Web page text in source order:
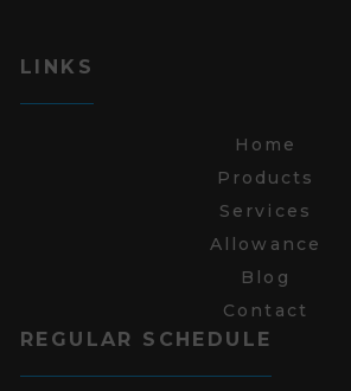
LINKS
Home
Products
Services
Allowance
Blog
Contact
REGULAR SCHEDULE